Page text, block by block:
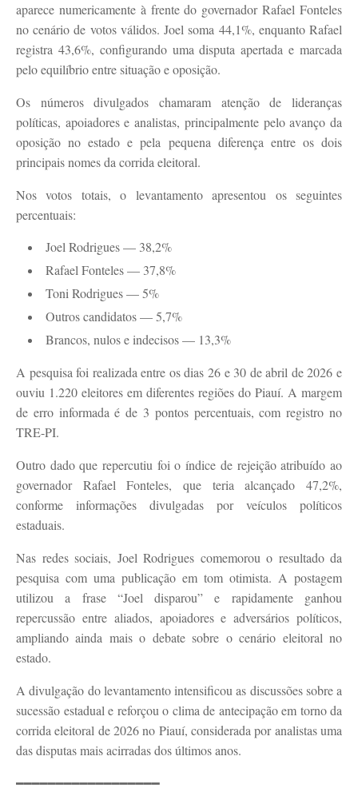
aparece numericamente à frente do governador Rafael Fonteles
no cenário de votos válidos. Joel soma 44,1%, enquanto Rafael
registra 43,6%, configurando uma disputa apertada e marcada
pelo equilíbrio entre situação e oposição.
Os números divulgados chamaram atenção de lideranças
políticas, apoiadores e analistas, principalmente pelo avanço da
oposição no estado e pela pequena diferença entre os dois
principais nomes da corrida eleitoral.
Nos votos totais, o levantamento apresentou os seguintes
percentuais:
Joel Rodrigues — 38,2%
Rafael Fonteles — 37,8%
Toni Rodrigues — 5%
Outros candidatos — 5,7%
Brancos, nulos e indecisos — 13,3%
A pesquisa foi realizada entre os dias 26 e 30 de abril de 2026 e
ouviu 1.220 eleitores em diferentes regiões do Piauí. A margem
de erro informada é de 3 pontos percentuais, com registro no
TRE-PI.
Outro dado que repercutiu foi o índice de rejeição atribuído ao
governador Rafael Fonteles, que teria alcançado 47,2%,
conforme informações divulgadas por veículos políticos
estaduais.
Nas redes sociais, Joel Rodrigues comemorou o resultado da
pesquisa com uma publicação em tom otimista. A postagem
utilizou a frase “Joel disparou” e rapidamente ganhou
repercussão entre aliados, apoiadores e adversários políticos,
ampliando ainda mais o debate sobre o cenário eleitoral no
estado.
A divulgação do levantamento intensificou as discussões sobre a
sucessão estadual e reforçou o clima de antecipação em torno da
corrida eleitoral de 2026 no Piauí, considerada por analistas uma
das disputas mais acirradas dos últimos anos.
━━━━━━━━━━━━━━━━━━